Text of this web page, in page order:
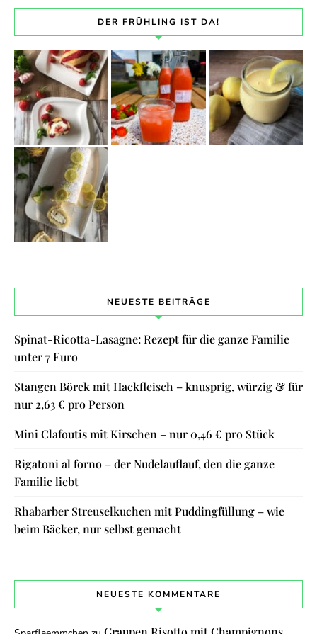
DER FRÜHLING IST DA!
NEUESTE BEITRÄGE
Spinat-Ricotta-Lasagne: Rezept für die ganze Familie
unter 7 Euro
Stangen Börek mit Hackfleisch – knusprig, würzig & für
nur 2,63 € pro Person
Mini Clafoutis mit Kirschen – nur 0,46 € pro Stück
Rigatoni al forno – der Nudelauflauf, den die ganze
Familie liebt
Rhabarber Streuselkuchen mit Puddingfüllung – wie
beim Bäcker, nur selbst gemacht
NEUESTE KOMMENTARE